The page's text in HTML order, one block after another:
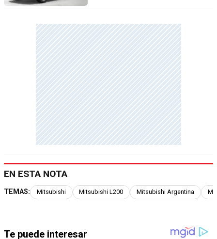
EN ESTA NOTA
TEMAS: Mitsubishi Mitsubishi L200 Mitsubishi Argentina